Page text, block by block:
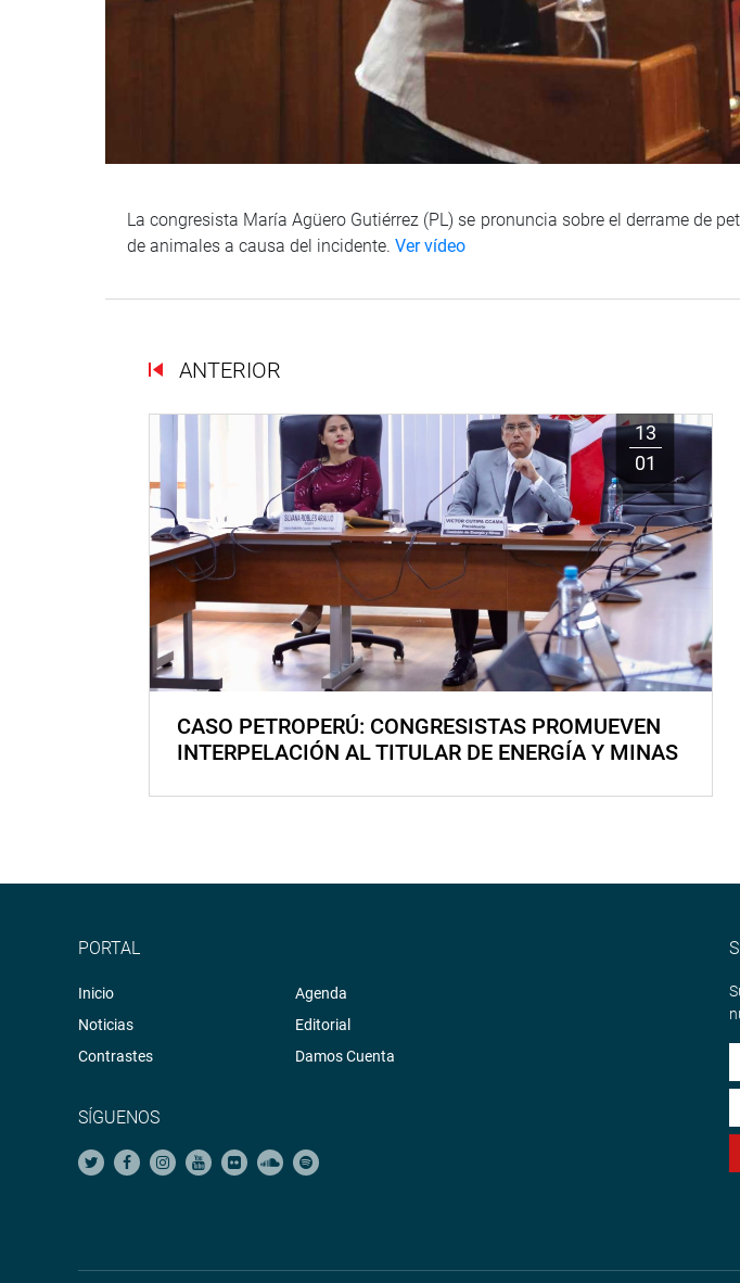
La congresista María Agüero Gutiérrez (PL) se pronuncia sobre el derrame de
de animales a causa del incidente. Ver vídeo
ANTERIOR
13
01
CASO PETROPERÚ: CONGRESISTAS PROMUEVEN
INTERPELACIÓN AL TITULAR DE ENERGÍA Y MINAS
PORTAL
Inicio
Noticias
Contrastes
Agenda
Editorial
Damos Cuenta
SÍGUENOS